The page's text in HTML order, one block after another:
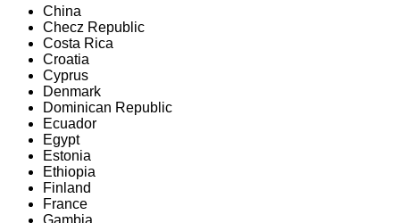
China
Checz Republic
Costa Rica
Croatia
Cyprus
Denmark
Dominican Republic
Ecuador
Egypt
Estonia
Ethiopia
Finland
France
Gambia